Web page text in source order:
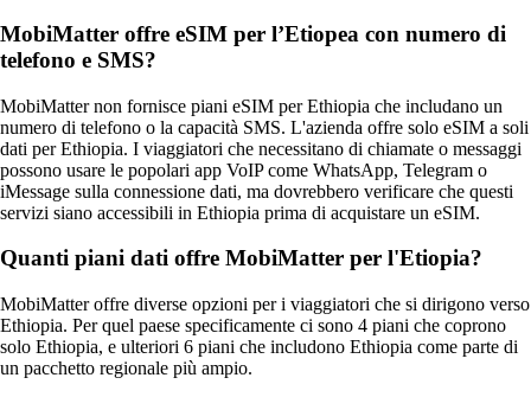
MobiMatter offre eSIM per l’Etiopea con numero di
telefono e SMS?
MobiMatter non fornisce piani eSIM per Ethiopia che includano un
numero di telefono o la capacità SMS. L'azienda offre solo eSIM a soli
dati per Ethiopia. I viaggiatori che necessitano di chiamate o messaggi
possono usare le popolari app VoIP come WhatsApp, Telegram o
iMessage sulla connessione dati, ma dovrebbero verificare che questi
servizi siano accessibili in Ethiopia prima di acquistare un eSIM.
Quanti piani dati offre MobiMatter per l'Etiopia?
MobiMatter offre diverse opzioni per i viaggiatori che si dirigono verso
Ethiopia. Per quel paese specificamente ci sono 4 piani che coprono
solo Ethiopia, e ulteriori 6 piani che includono Ethiopia come parte di
un pacchetto regionale più ampio.